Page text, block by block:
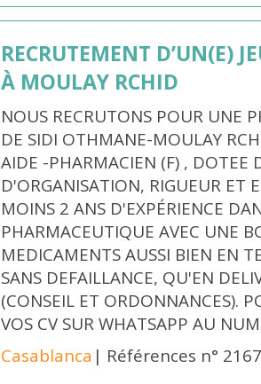
RECRUTEMENT D’UN(E)
À MOULAY RCHID
NOUS RECRUTONS POUR UNE
DE SIDI OTHMANE-MOULAY
AIDE -PHARMACIEN (F) , DOTEE
D'ORGANISATION, RIGUEUR ET
MOINS 2 ANS D'EXPÉRIENCE
PHARMACEUTIQUE AVEC UNE
MEDICAMENTS AUSSI BIEN EN
SANS DEFAILLANCE, QU'EN
(CONSEIL ET ORDONNANCES).
VOS CV SUR WHATSAPP AU
Casablanca | Références n°